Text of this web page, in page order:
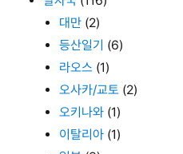
대만 (2)
등산일기 (6)
라오스 (1)
오사카/교토 (2)
오키나와 (1)
이탈리아 (1)